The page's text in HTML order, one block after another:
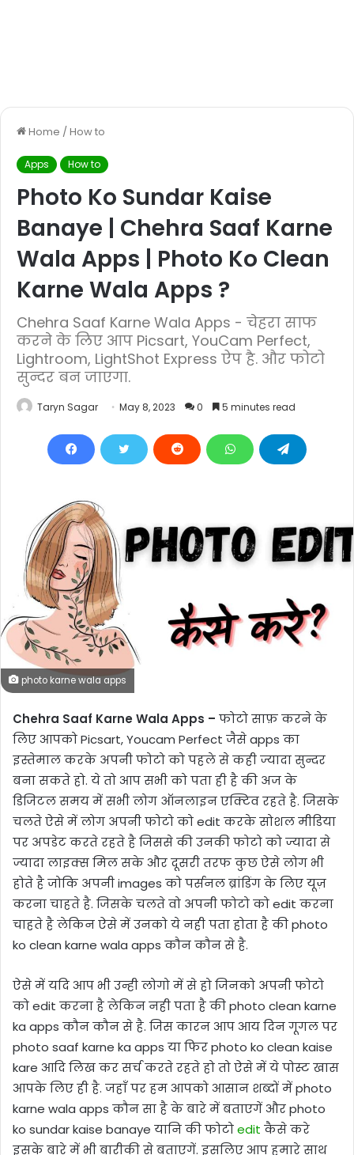
Home /How to
Apps How to
Photo Ko Sundar Kaise
Banaye | Chehra Saaf Karne
Wala Apps | Photo Ko Clean
Karne Wala Apps ?
Chehra Saaf Karne Wala Apps - चेहरा साफ
करने के लिए आप Picsart, YouCam Perfect,
Lightroom, LightShot Express ऐप है. और फोटो
सुन्दर बन जाएगा.
Taryn Sagar May 8, 2023 0 5 minutes read
photo karne wala apps
Chehra Saaf Karne Wala Apps – फोटो साफ़ करने के
लिए आपको Picsart, Youcam Perfect जैसे apps का
इस्तेमाल करके अपनी फोटो को पहले से कही ज्यादा सुन्दर
बना सकते हो. ये तो आप सभी को पता ही है की अज के
डिजिटल समय में सभी लोग ऑनलाइन एक्टिव रहते है. जिसके
चलते ऐसे में लोग अपनी फोटो को edit करके सोशल मीडिया
पर अपडेट करते रहते है जिससे की उनकी फोटो को ज्यादा से
ज्यादा लाइक्स मिल सके और दूसरी तरफ कुछ ऐसे लोग भी
होते है जोकि अपनी images को पर्सनल ब्रांडिंग के लिए यूज़
करना चाहते है. जिसके चलते वो अपनी फोटो को edit करना
चाहते है लेकिन ऐसे में उनको ये नही पता होता है की photo
ko clean karne wala apps कौन कौन से है.
ऐसे में यदि आप भी उन्ही लोगो में से हो जिनको अपनी फोटो
को edit करना है लेकिन नही पता है की photo clean karne
ka apps कौन कौन से है. जिस कारन आप आय दिन गूगल पर
photo saaf karne ka apps या फिर photo ko clean kaise
kare आदि लिख कर सर्च करते रहते हो तो ऐसे में ये पोस्ट खास
आपके लिए ही है. जहाँ पर हम आपको आसान शब्दों में photo
karne wala apps कौन सा है के बारे में बताएगें और photo
ko sundar kaise banaye यानि की फोटोedit कैसे करे
इसके बारे में भी बारीकी से बताएगें. इसलिए आप हमारे साथ